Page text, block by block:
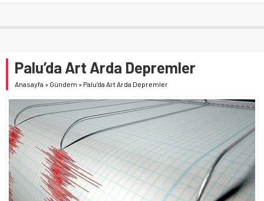
Palu’da Art Arda Depremler
Anasayfa » Gündem » Palu’da Art Arda Depremler